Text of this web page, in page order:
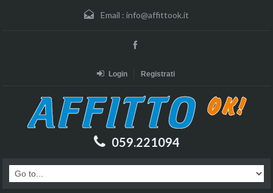
Email : info@affittook.it
Login Registrati
059.221094